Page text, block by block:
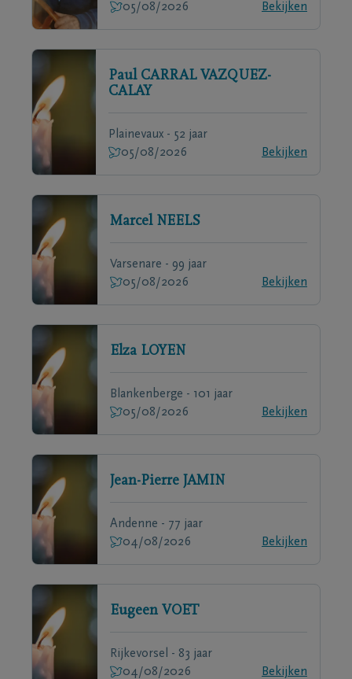
05/08/2026
Bekijken
Paul CARRAL VAZQUEZ-
CALAY
Plainevaux - 52 jaar
05/08/2026
Bekijken
Marcel NEELS
Varsenare - 99 jaar
05/08/2026
Bekijken
Elza LOYEN
Blankenberge - 101 jaar
05/08/2026
Bekijken
Jean-Pierre JAMIN
Andenne - 77 jaar
04/08/2026
Bekijken
Eugeen VOET
Rijkevorsel - 83 jaar
04/08/2026
Bekijken